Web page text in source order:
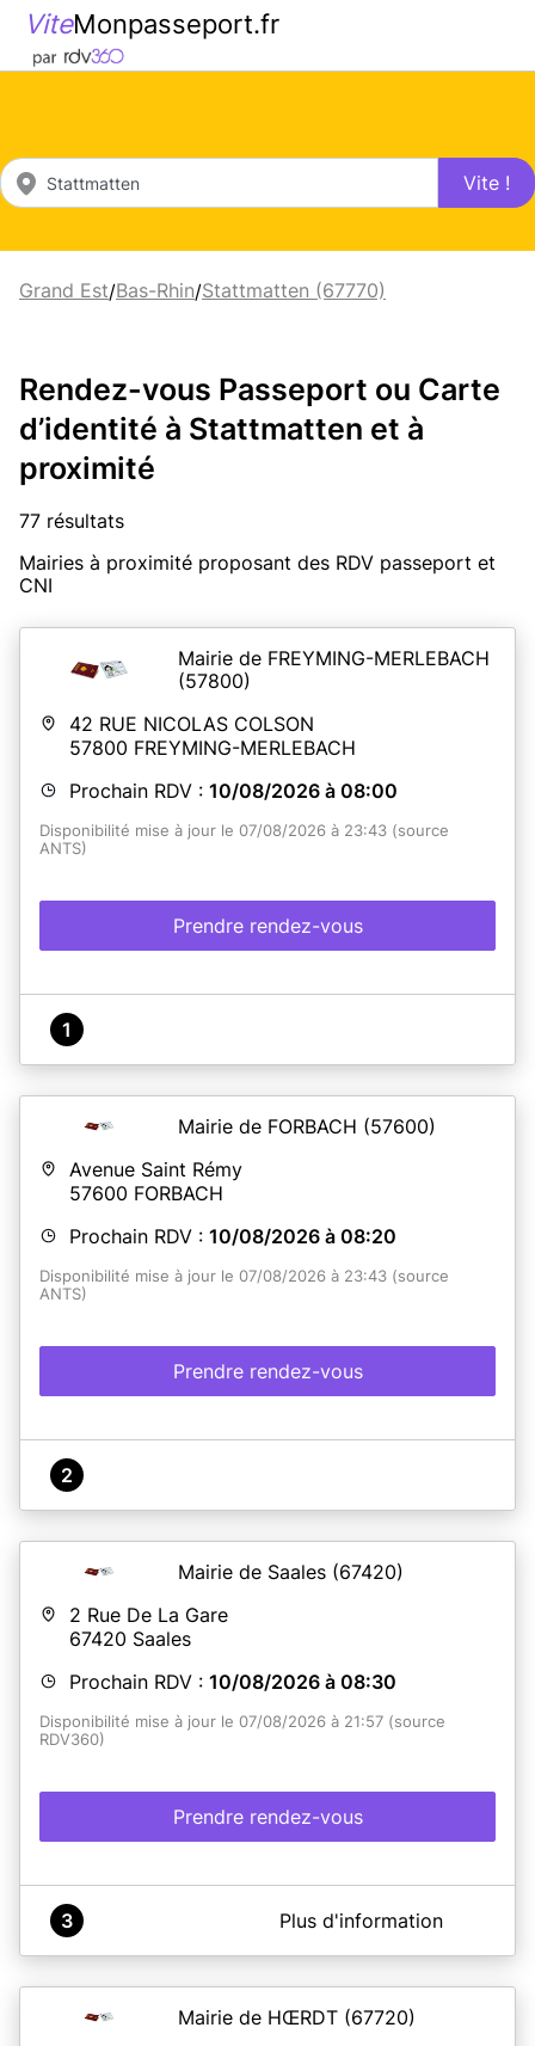
ViteMonpasseport.fr
Vite !
Grand Est/Bas-Rhin/Stattmatten (67770)
Rendez-vous Passeport ou Carte
d’identité à Stattmatten et à
proximité
77 résultats
Mairies à proximité proposant des RDV passeport et
CNI
Mairie de FREYMING-MERLEBACH
(57800)
42 RUE NICOLAS COLSON
57800 FREYMING-MERLEBACH
Prochain RDV : 10/08/2026 à 08:00
Disponibilité mise à jour le 07/08/2026 à 23:43 (source
ANTS)
Prendre rendez-vous
1
Mairie de FORBACH (57600)
Avenue Saint Rémy
57600 FORBACH
Prochain RDV : 10/08/2026 à 08:20
Disponibilité mise à jour le 07/08/2026 à 23:43 (source
ANTS)
Prendre rendez-vous
2
Mairie de Saales (67420)
2 Rue De La Gare
67420 Saales
Prochain RDV : 10/08/2026 à 08:30
Disponibilité mise à jour le 07/08/2026 à 21:57 (source
RDV360)
Prendre rendez-vous
A propos de France Services Saales
3 Plus d'information
Mairie de HŒRDT (67720)